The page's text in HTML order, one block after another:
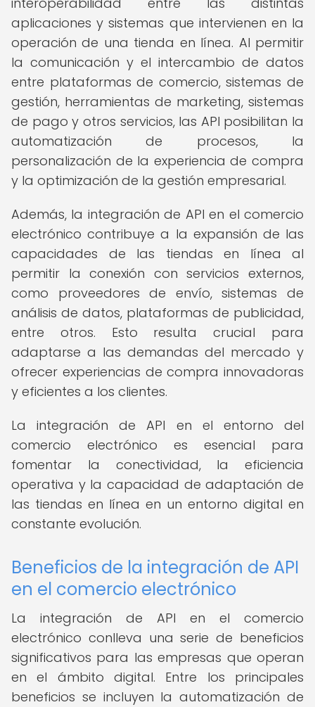
aplicaciones y sistemas que intervienen en la
operación de una tienda en línea. Al permitir
la comunicación y el intercambio de datos
entre plataformas de comercio, sistemas de
gestión, herramientas de marketing, sistemas
de pago y otros servicios, las API posibilitan la
automatización de procesos, la
personalización de la experiencia de compra
y la optimización de la gestión empresarial.
Además, la integración de API en el comercio
electrónico contribuye a la expansión de las
capacidades de las tiendas en línea al
permitir la conexión con servicios externos,
como proveedores de envío, sistemas de
análisis de datos, plataformas de publicidad,
entre otros. Esto resulta crucial para
adaptarse a las demandas del mercado y
ofrecer experiencias de compra innovadoras
y eficientes a los clientes.
La integración de API en el entorno del
comercio electrónico es esencial para
fomentar la conectividad, la eficiencia
operativa y la capacidad de adaptación de
las tiendas en línea en un entorno digital en
constante evolución.
Beneficios de la integración de API
en el comercio electrónico
La integración de API en el comercio
electrónico conlleva una serie de beneficios
significativos para las empresas que operan
en el ámbito digital. Entre los principales
beneficios se incluyen la automatización de